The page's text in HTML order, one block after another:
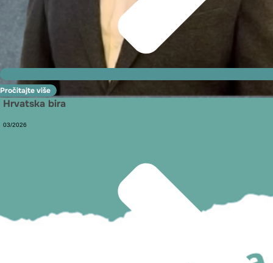
Pročitajte više
Hrvatska bira
03/2026